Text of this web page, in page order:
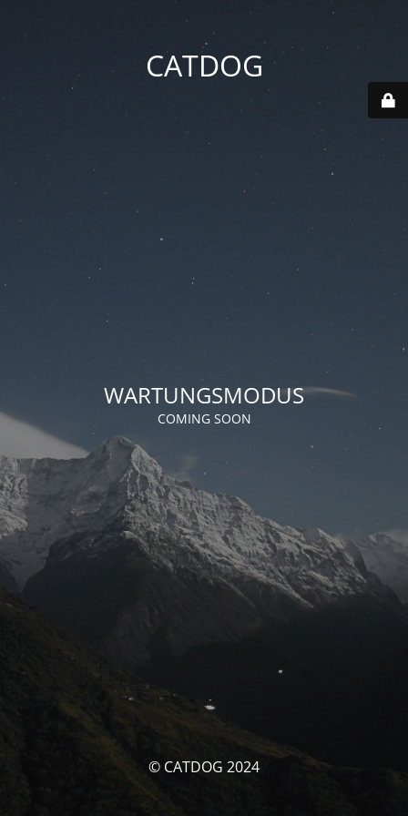
CATDOG
WARTUNGSMODUS
COMING SOON
© CATDOG 2024